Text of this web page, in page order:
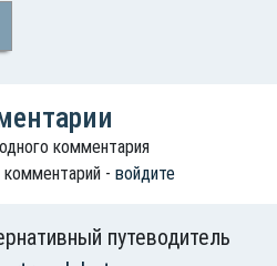
комментария
- войдите
путеводитель